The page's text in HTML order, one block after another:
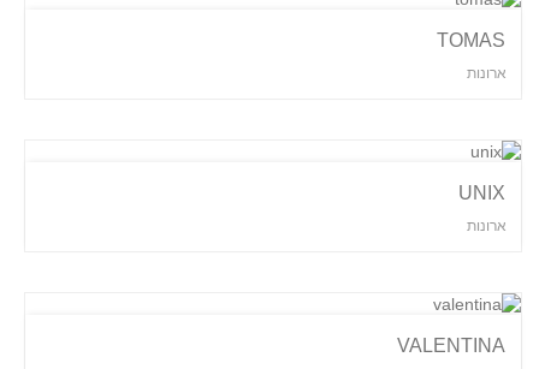
TOMAS
ארונות
UNIX
ארונות
VALENTINA